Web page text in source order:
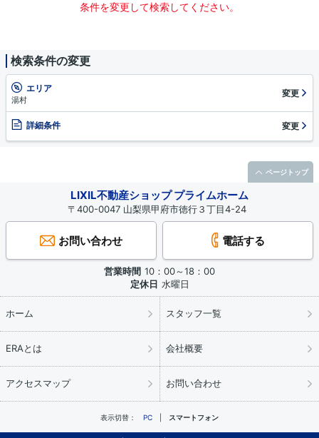
条件を変更して検索してください。
検索条件の変更
エリア
湯村
変更
詳細条件 変更
LIXIL不動産ショップ プライムホーム
〒400-0047 山梨県甲府市徳行３丁目4-24
お問い合わせ 電話する
営業時間 10：00～18：00
定休日 水曜日
ホーム スタッフ一覧
ERAとは 会社概要
アクセスマップ お問い合わせ
表示切替： PC スマートフォン
ページトップ